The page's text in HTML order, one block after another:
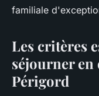
familiale
Les critères
séjourner
Périgord